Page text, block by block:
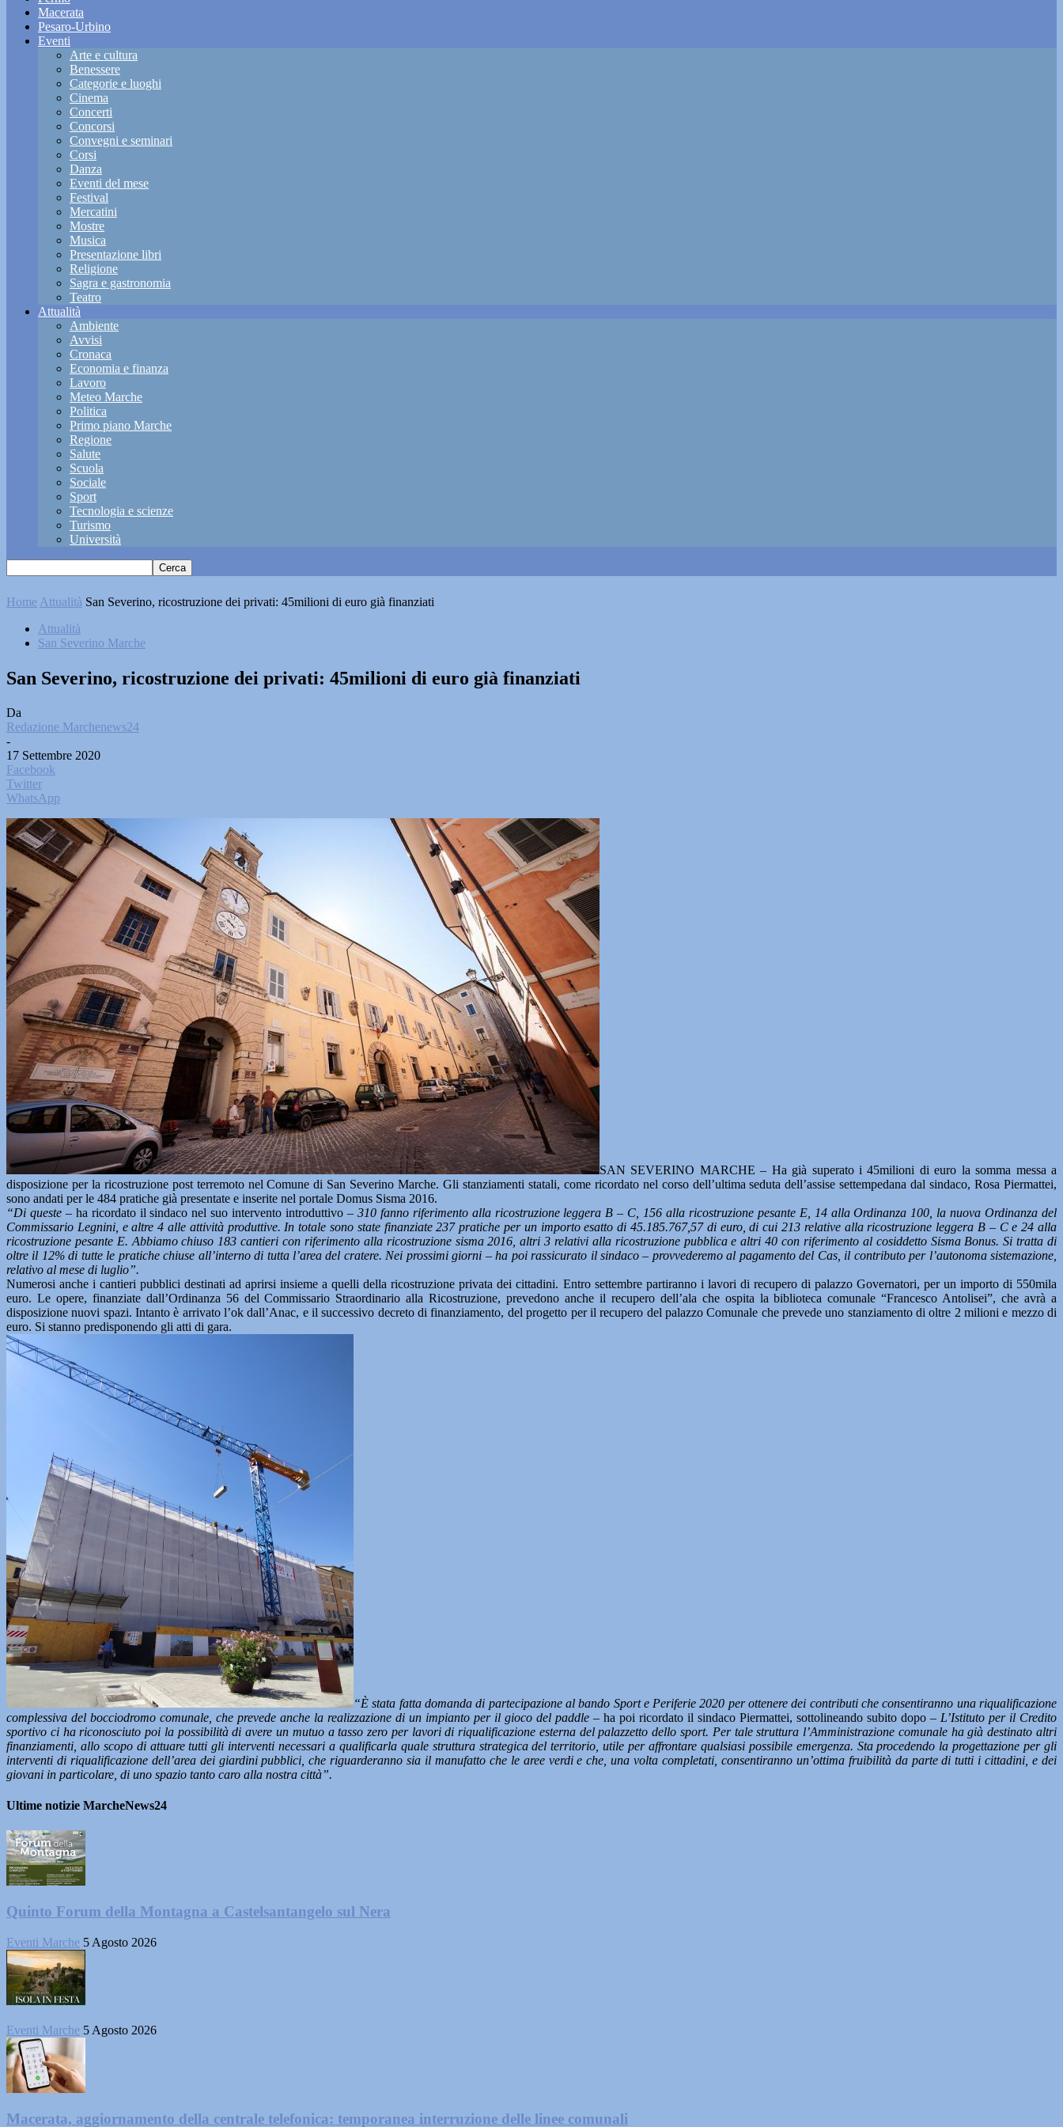
Macerata
Pesaro-Urbino
Eventi
Arte e cultura
Benessere
Categorie e luoghi
Cinema
Concerti
Concorsi
Convegni e seminari
Corsi
Danza
Eventi del mese
Festival
Mercatini
Mostre
Musica
Presentazione libri
Religione
Sagra e gastronomia
Teatro
Attualità
Ambiente
Avvisi
Cronaca
Economia e finanza
Lavoro
Meteo Marche
Politica
Primo piano Marche
Regione
Salute
Scuola
Sociale
Sport
Tecnologia e scienze
Turismo
Università
Home Attualità San Severino, ricostruzione dei privati: 45milioni di euro già finanziati
Attualità
San Severino Marche
San Severino, ricostruzione dei privati: 45milioni di euro già finanziati
Da
Redazione Marchenews24
-
17 Settembre 2020
Facebook
Twitter
WhatsApp
SAN SEVERINO MARCHE – Ha già superato i 45milioni di euro la somma messa a
disposizione per la ricostruzione post terremoto nel Comune di San Severino Marche. Gli stanziamenti statali, come ricordato nel corso dell’ultima seduta dell’assise settempedana dal sindaco, Rosa Piermattei,
sono andati per le 484 pratiche già presentate e inserite nel portale Domus Sisma 2016.
“Di queste – ha ricordato il sindaco nel suo intervento introduttivo – 310 fanno riferimento alla ricostruzione leggera B – C, 156 alla ricostruzione pesante E, 14 alla Ordinanza 100, la nuova Ordinanza del
Commissario Legnini, e altre 4 alle attività produttive. In totale sono state finanziate 237 pratiche per un importo esatto di 45.185.767,57 di euro, di cui 213 relative alla ricostruzione leggera B – C e 24 alla
ricostruzione pesante E. Abbiamo chiuso 183 cantieri con riferimento alla ricostruzione sisma 2016, altri 3 relativi alla ricostruzione pubblica e altri 40 con riferimento al cosiddetto Sisma Bonus. Si tratta di
oltre il 12% di tutte le pratiche chiuse all’interno di tutta l’area del cratere. Nei prossimi giorni – ha poi rassicurato il sindaco – provvederemo al pagamento del Cas, il contributo per l’autonoma sistemazione,
relativo al mese di luglio”.
Numerosi anche i cantieri pubblici destinati ad aprirsi insieme a quelli della ricostruzione privata dei cittadini. Entro settembre partiranno i lavori di recupero di palazzo Governatori, per un importo di 550mila
euro. Le opere, finanziate dall’Ordinanza 56 del Commissario Straordinario alla Ricostruzione, prevedono anche il recupero dell’ala che ospita la biblioteca comunale “Francesco Antolisei”, che avrà a
disposizione nuovi spazi. Intanto è arrivato l’ok dall’Anac, e il successivo decreto di finanziamento, del progetto per il recupero del palazzo Comunale che prevede uno stanziamento di oltre 2 milioni e mezzo di
euro. Si stanno predisponendo gli atti di gara.
“È stata fatta domanda di partecipazione al bando Sport e Periferie 2020 per ottenere dei contributi che consentiranno una riqualificazione
complessiva del bocciodromo comunale, che prevede anche la realizzazione di un impianto per il gioco del paddle – ha poi ricordato il sindaco Piermattei, sottolineando subito dopo – L’Istituto per il Credito
sportivo ci ha riconosciuto poi la possibilità di avere un mutuo a tasso zero per lavori di riqualificazione esterna del palazzetto dello sport. Per tale struttura l’Amministrazione comunale ha già destinato altri
finanziamenti, allo scopo di attuare tutti gli interventi necessari a qualificarla quale struttura strategica del territorio, utile per affrontare qualsiasi possibile emergenza. Sta procedendo la progettazione per gli
interventi di riqualificazione dell’area dei giardini pubblici, che riguarderanno sia il manufatto che le aree verdi e che, una volta completati, consentiranno un’ottima fruibilità da parte di tutti i cittadini, e dei
giovani in particolare, di uno spazio tanto caro alla nostra città”.
Ultime notizie MarcheNews24
Quinto Forum della Montagna a Castelsantangelo sul Nera
Eventi Marche 5 Agosto 2026
Eventi Marche 5 Agosto 2026
Macerata, aggiornamento della centrale telefonica: temporanea interruzione delle linee comunali